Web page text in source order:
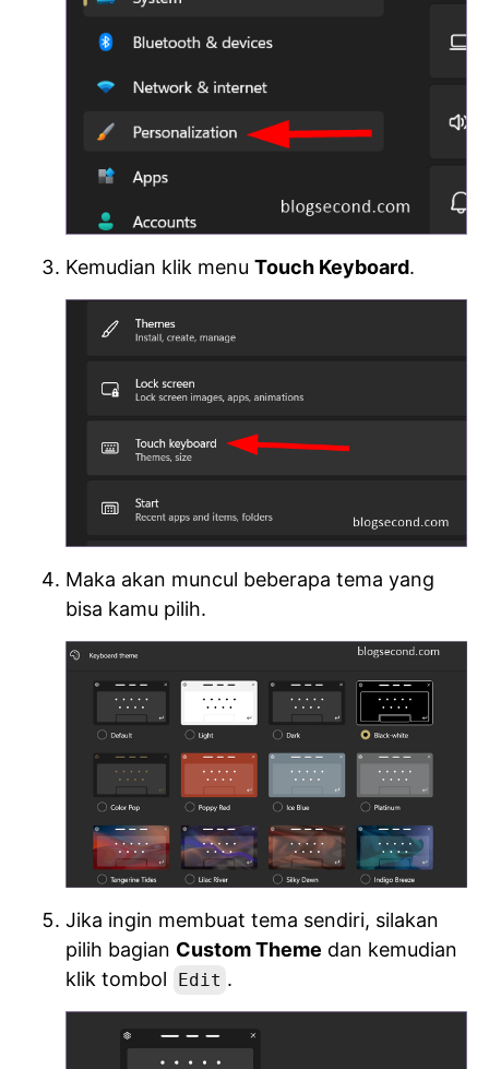
Kemudian klik menu Touch Keyboard.
Maka akan muncul beberapa tema yang
bisa kamu pilih.
Jika ingin membuat tema sendiri, silakan
pilih bagian Custom Theme dan kemudian
klik tombol
Edit .